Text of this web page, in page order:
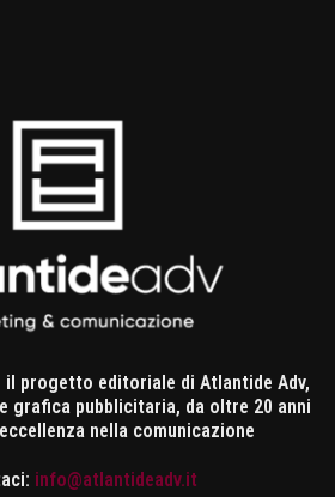
il progetto editoriale di Atlantide Adv,
grafica pubblicitaria, da oltre 20 anni
nella comunicazione
info@atlantideadv.it